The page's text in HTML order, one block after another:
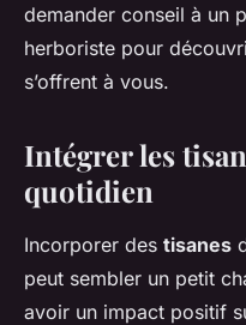
demander conseil à un
herboriste pour
s’offrent à vous.
Intégrer les
quotidien
Incorporer des tisanes
peut sembler un petit
avoir un impact positif